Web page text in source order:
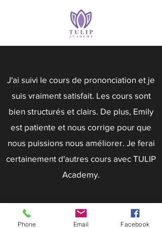
J'ai suivi le cours de prononciation et je
suis vraiment satisfait. Les cours sont
bien structurés et clairs. De plus, Emily
est patiente et nous corrige pour que
nous puissions nous améliorer. Je ferai
certainement d'autres cours avec TULIP
Academy.
Marilou Fontaine
Phone Email Facebook